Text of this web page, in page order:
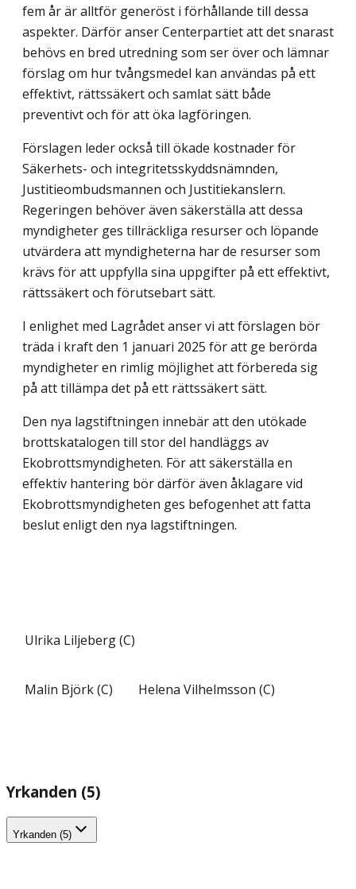
fem år är alltför generöst i förhållande till dessa
aspekter. Därför anser Centerpartiet att det snarast
behövs en bred utredning som ser över och lämnar
förslag om hur tvångsmedel kan användas på ett
effektivt, rättssäkert och samlat sätt både
preventivt och för att öka lagföringen.
Förslagen leder också till ökade kostnader för
Säkerhets- och integritetsskydds­nämnden,
Justitieombudsmannen och Justitiekanslern.
Regeringen behöver även säkerställa att dessa
myndigheter ges tillräckliga resurser och löpande
utvärdera att myndigheterna har de resurser som
krävs för att uppfylla sina uppgifter på ett effektivt,
rättssäkert och förutsebart sätt.
I enlighet med Lagrådet anser vi att förslagen bör
träda i kraft den 1 januari 2025 för att ge berörda
myndigheter en rimlig möjlighet att förbereda sig
på att tillämpa det på ett rättssäkert sätt.
Den nya lagstiftningen innebär att den utökade
brottskatalogen till stor del hand­läggs av
Ekobrottsmyndigheten. För att säkerställa en
effektiv hantering bör därför även åklagare vid
Ekobrottsmyndigheten ges befogenhet att fatta
beslut enligt den nya lag­stiftningen.
Ulrika Liljeberg (C)
Malin Björk (C) Helena Vilhelmsson (C)
Yrkanden (5)
Yrkanden (5)